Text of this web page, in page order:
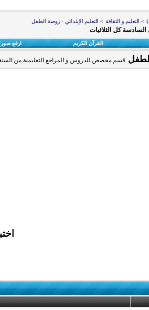
> التعليم و الثقافة > التعليم الإبتدائي - روضة الطفل
السادسة كل الثلاثيات
القرآن الكريم ارفع
قسم مخصص للدروس و المراجع التعليمية من السنة